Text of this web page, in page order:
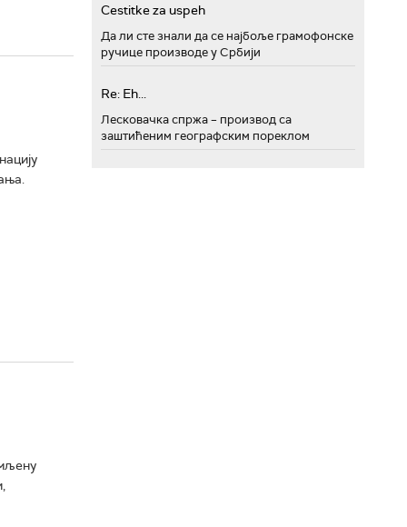
Cestitke za uspeh
Да ли сте знали да се најбоље грамофонске
ручице производе у Србији
Re: Eh...
Лесковачка спржа – производ са
заштићеним географским пореклом